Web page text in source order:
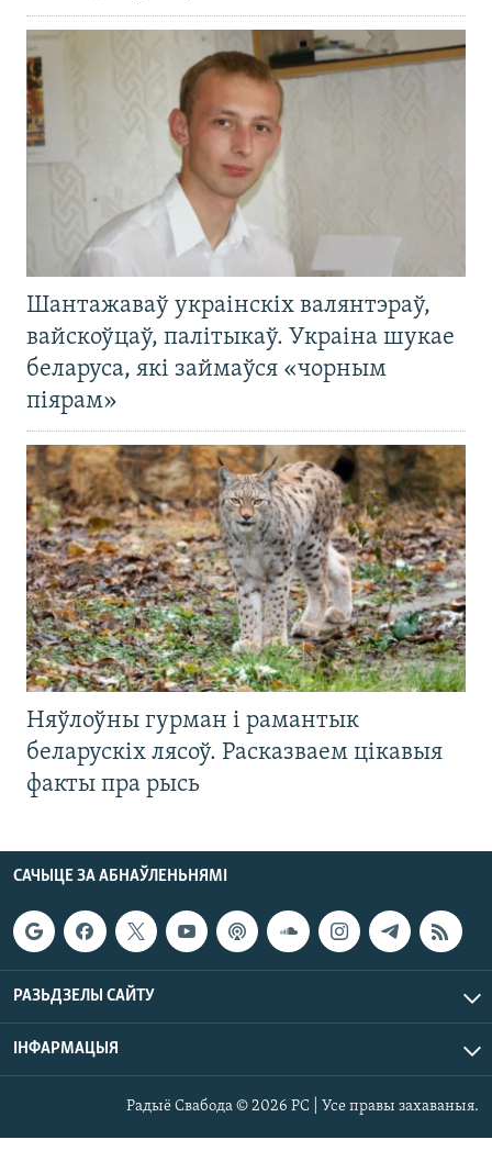
Шантажаваў украінскіх валянтэраў,
вайскоўцаў, палітыкаў. Украіна шукае
беларуса, які займаўся «чорным
піярам»
Няўлоўны гурман і рамантык
беларускіх лясоў. Расказваем цікавыя
факты пра рысь
САЧЫЦЕ ЗА АБНАЎЛЕНЬНЯМІ
РАЗЬДЗЕЛЫ САЙТУ
ІНФАРМАЦЫЯ
Радыё Свабода © 2026 РС | Усе правы захаваныя.